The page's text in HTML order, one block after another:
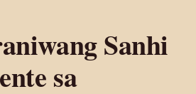
Sanhi
sa